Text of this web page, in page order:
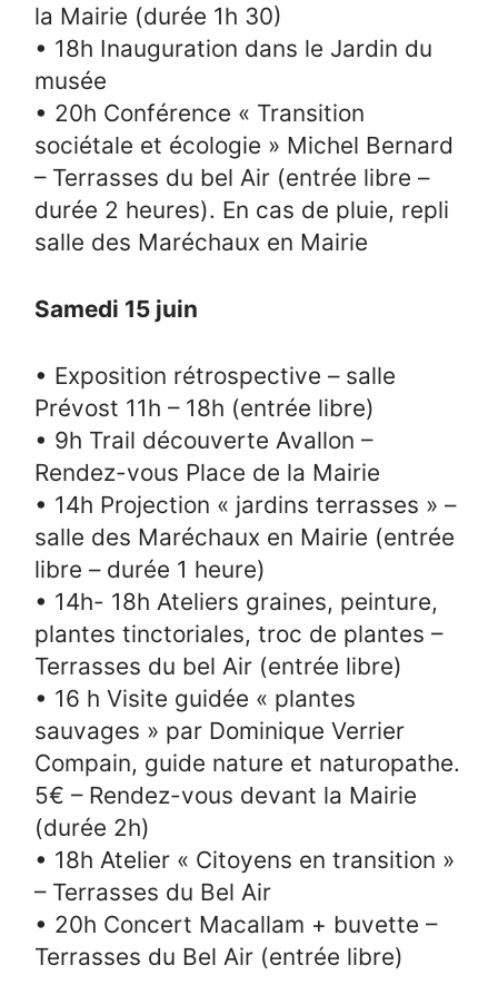
la Mairie (durée 1h 30)
• 18h Inauguration dans le Jardin du
musée
• 20h Conférence « Transition
sociétale et écologie » Michel Bernard
– Terrasses du bel Air (entrée libre –
durée 2 heures). En cas de pluie, repli
salle des Maréchaux en Mairie
Samedi 15 juin
• Exposition rétrospective – salle
Prévost 11h – 18h (entrée libre)
• 9h Trail découverte Avallon –
Rendez-vous Place de la Mairie
• 14h Projection « jardins terrasses » –
salle des Maréchaux en Mairie (entrée
libre – durée 1 heure)
• 14h- 18h Ateliers graines, peinture,
plantes tinctoriales, troc de plantes –
Terrasses du bel Air (entrée libre)
• 16 h Visite guidée « plantes
sauvages » par Dominique Verrier
Compain, guide nature et naturopathe.
5€ – Rendez-vous devant la Mairie
(durée 2h)
• 18h Atelier « Citoyens en transition »
– Terrasses du Bel Air
• 20h Concert Macallam + buvette –
Terrasses du Bel Air (entrée libre)